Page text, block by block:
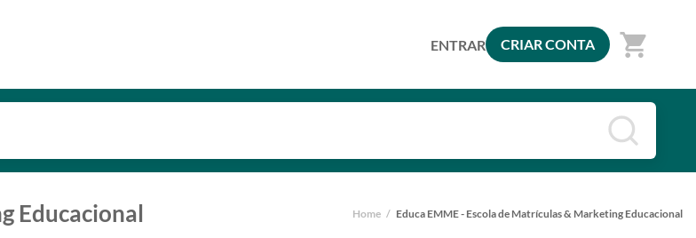
ENTRAR CRIAR CONTA shopping_cart
Educacional Home / Educa EMME - Escola de Matrículas & Marketing Educacional